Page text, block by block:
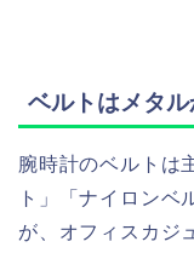
ベルトはメタ
腕時計のベルトは
ト」「ナイロンベ
が、オフィスカジ